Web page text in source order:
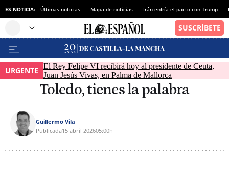
ES NOTICIA: Últimas noticias Mapa de noticias Irán enfría el pacto con Trump
URGENTE
El Rey Felipe VI recibirá hoy al presidente de Ceuta,
Juan Jesús Vivas, en Palma de Mallorca
Toledo, tienes la palabra
Guillermo Vila
Publicada15 abril 202605:00h